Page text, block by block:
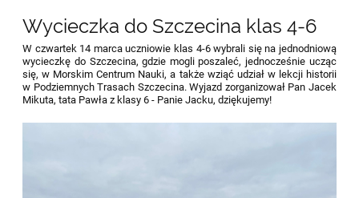
Wycieczka do Szczecina klas 4-6
W czwartek 14 marca uczniowie klas 4-6 wybrali się na jednodniową
wycieczkę do Szczecina, gdzie mogli poszaleć, jednocześnie ucząc
się, w Morskim Centrum Nauki, a także wziąć udział w lekcji historii
w Podziemnych Trasach Szczecina. Wyjazd zorganizował Pan Jacek
Mikuta, tata Pawła z klasy 6 - Panie Jacku, dziękujemy!